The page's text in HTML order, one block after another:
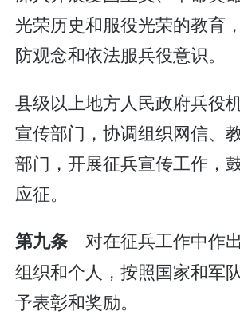
光荣历史和服役光荣的教育
防观念和依法服兵役意识。
县级以上地方人民政府兵役
宣传部门，协调组织网信、
部门，开展征兵宣传工作，
应征。
第九条 对在征兵工作中作
组织和个人，按照国家和军
予表彰和奖励。